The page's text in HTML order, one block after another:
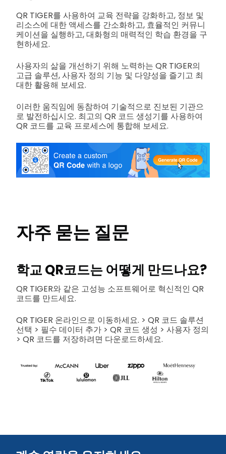
QR TIGER를 사용하여 교육 전략을 강화하고, 정보 및
리소스에 대한 액세스를 간소화하고, 효율적인 커뮤니
케이션을 실행하고, 대화형의 매력적인 학습 환경을 구
현하세요.
사용자의 삶을 개선하기 위해 노력하는 QR TIGER의
고급 솔루션, 사용자 정의 기능 및 다양성을 즐기고 최
대한 활용해 보세요.
이러한 움직임에 동참하여 기술적으로 진보된 기관으
로 발전하십시오. 최고의 QR 코드 생성기를 사용하여
QR 코드를 교육 프로세스에 통합해 보세요.
자주 묻는 질문
학교 QR코드는 어떻게 만드나요?
QR TIGER와 같은 고성능 소프트웨어로 혁신적인 QR
코드를 만드세요.
QR TIGER 온라인으로 이동하세요. > QR 코드 솔루션
선택 > 필수 데이터 추가 > QR 코드 생성 > 사용자 정의
> QR 코드를 저장하려면 다운로드하세요.